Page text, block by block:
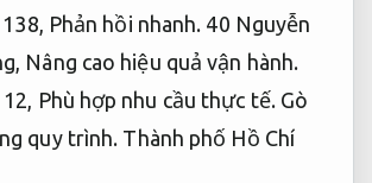
138, Phản hồi nhanh. 40 Nguyễn
Nâng cao hiệu quả vận hành.
Phù hợp nhu cầu thực tế.Gò
quy trình. Thành phố Hồ Chí